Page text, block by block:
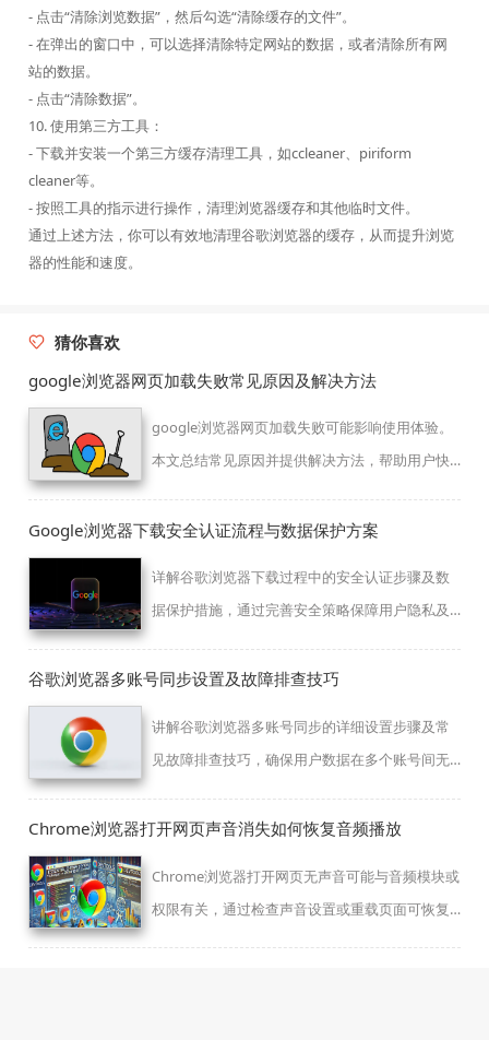
- 点击“清除浏览数据”，然后勾选“清除缓存的文件”。
- 在弹出的窗口中，可以选择清除特定网站的数据，或者清除所有网
站的数据。
- 点击“清除数据”。
10. 使用第三方工具：
- 下载并安装一个第三方缓存清理工具，如ccleaner、piriform
cleaner等。
- 按照工具的指示进行操作，清理浏览器缓存和其他临时文件。
通过上述方法，你可以有效地清理谷歌浏览器的缓存，从而提升浏览
器的性能和速度。
猜你喜欢
google浏览器网页加载失败常见原因及解决方法
google浏览器网页加载失败可能影响使用体验。
本文总结常见原因并提供解决方法，帮助用户快
Google浏览器下载安全认证流程与数据保护方案
详解谷歌浏览器下载过程中的安全认证步骤及数
据保护措施，通过完善安全策略保障用户隐私及
谷歌浏览器多账号同步设置及故障排查技巧
讲解谷歌浏览器多账号同步的详细设置步骤及常
见故障排查技巧，确保用户数据在多个账号间无
Chrome浏览器打开网页声音消失如何恢复音频播放
Chrome浏览器打开网页无声音可能与音频模块或
权限有关，通过检查声音设置或重载页面可恢复